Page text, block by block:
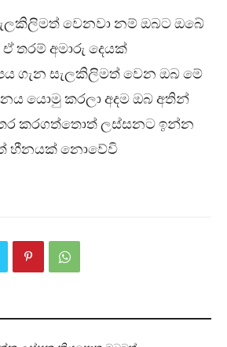
වෙනවා නම් ඔබට ඔබේ
තරම් අමාරු දෙයක්
ගැන සැලකිලිමත් වෙන ඔබ මේ
යොමු කරලා අදම ඔබ අතින්
කරගත්තොත් ලස්සනට ඉන්න
හීනයක් නොවේවි